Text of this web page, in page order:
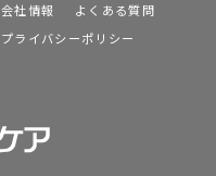
会社情報
よくある質問
プライバシーポリシー